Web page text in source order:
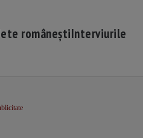
româneștiInterviurile